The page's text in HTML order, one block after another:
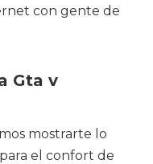
con gente de
Gta v
mostrarte lo
para el confort de